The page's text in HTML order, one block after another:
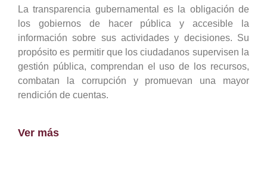
La transparencia gubernamental es la obligación de
los gobiernos de hacer pública y accesible la
información sobre sus actividades y decisiones. Su
propósito es permitir que los ciudadanos supervisen la
gestión pública, comprendan el uso de los recursos,
combatan la corrupción y promuevan una mayor
rendición de cuentas.
Ver más